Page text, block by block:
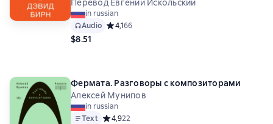
Перевод Евгений Искольский
in russian
Audio Средний рейтинг 4,1 на основе 66 оценок
4,166
$8.51
Фермата. Разговоры с композиторами
Алексей Мунипов
in russian
Text Средний рейтинг 4,9 на основе 22 оценок
4,922